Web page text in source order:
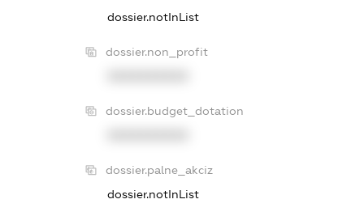
dossier.notInList
dossier.non_profit
dossier.budget_dotation
dossier.palne_akciz
dossier.notInList